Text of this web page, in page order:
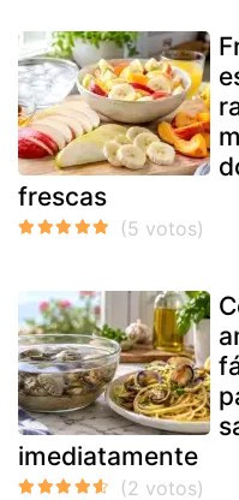
frescas
imediatamente